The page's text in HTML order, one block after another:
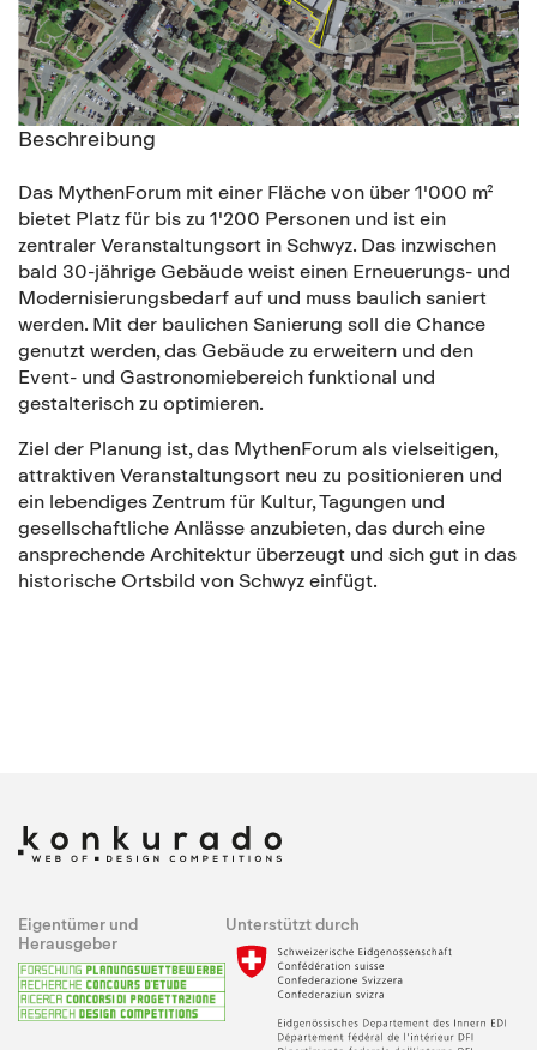
Beschreibung
Das MythenForum mit einer Fläche von über 1'000 m²
bietet Platz für bis zu 1'200 Personen und ist ein
zentraler Veranstaltungsort in Schwyz. Das inzwischen
bald 30-jährige Gebäude weist einen Erneuerungs- und
Modernisierungsbedarf auf und muss baulich saniert
werden. Mit der baulichen Sanierung soll die Chance
genutzt werden, das Gebäude zu erweitern und den
Event- und Gastronomiebereich funktional und
gestalterisch zu optimieren.
Ziel der Planung ist, das MythenForum als vielseitigen,
attraktiven Veranstaltungsort neu zu positionieren und
ein lebendiges Zentrum für Kultur, Tagungen und
gesellschaftliche Anlässe anzubieten, das durch eine
ansprechende Architektur überzeugt und sich gut in das
historische Ortsbild von Schwyz einfügt.
Eigentümer und
Herausgeber
Unterstützt durch